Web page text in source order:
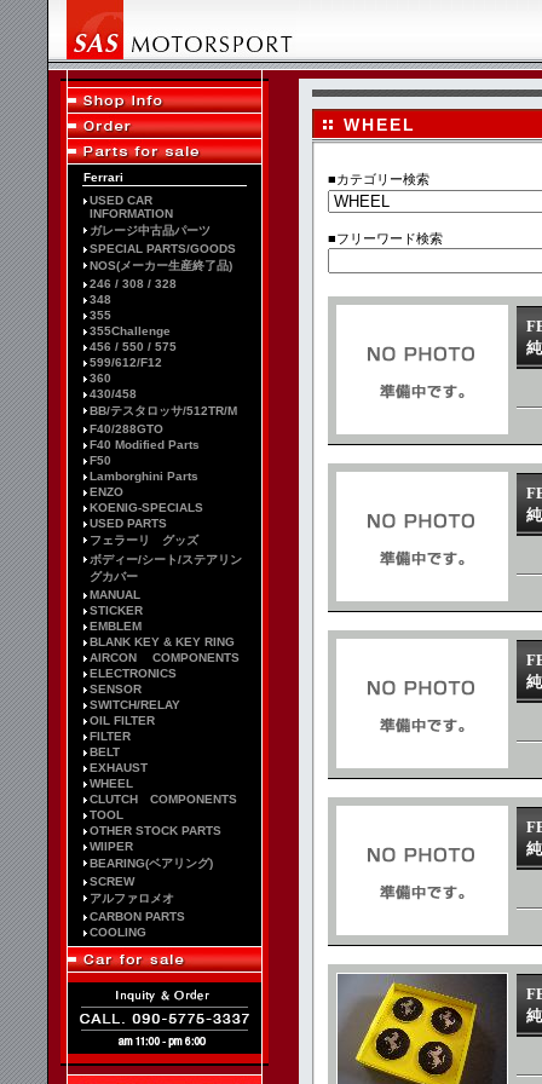
Ferrari
USED CAR
INFORMATION
ガレージ中古品パーツ
SPECIAL PARTS/GOODS
NOS(メーカー生産終了品)
246 / 308 / 328
348
355
355Challenge
456 / 550 / 575
599/612/F12
360
430/458
BB/テスタロッサ/512TR/M
F40/288GTO
F40 Modified Parts
F50
Lamborghini Parts
ENZO
KOENIG-SPECIALS
USED PARTS
フェラーリ グッズ
ボディー/シート/ステアリン
グカバー
MANUAL
STICKER
EMBLEM
BLANK KEY & KEY RING
AIRCON COMPONENTS
ELECTRONICS
SENSOR
SWITCH/RELAY
OIL FILTER
FILTER
BELT
EXHAUST
WHEEL
CLUTCH COMPONENTS
TOOL
OTHER STOCK PARTS
WIIPER
BEARING(ベアリング)
SCREW
アルファロメオ
CARBON PARTS
COOLING
WHEEL
■カテゴリー検索
■フリーワード検索